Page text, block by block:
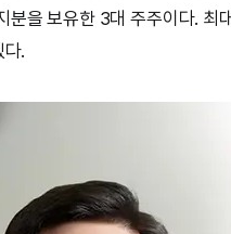
을 보유한 3대 주주이다. 최
.